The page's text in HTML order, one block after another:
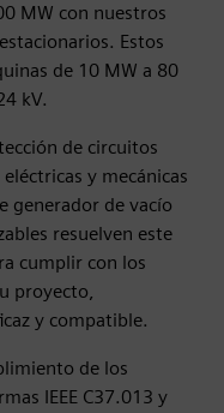
MW con nuestros
Estos
de 10 MW a 80
kV.
de circuitos
y mecánicas
generador de vacío
resuelven este
cumplir con los
proyecto,
y compatible.
de los
IEEE C37.013 y